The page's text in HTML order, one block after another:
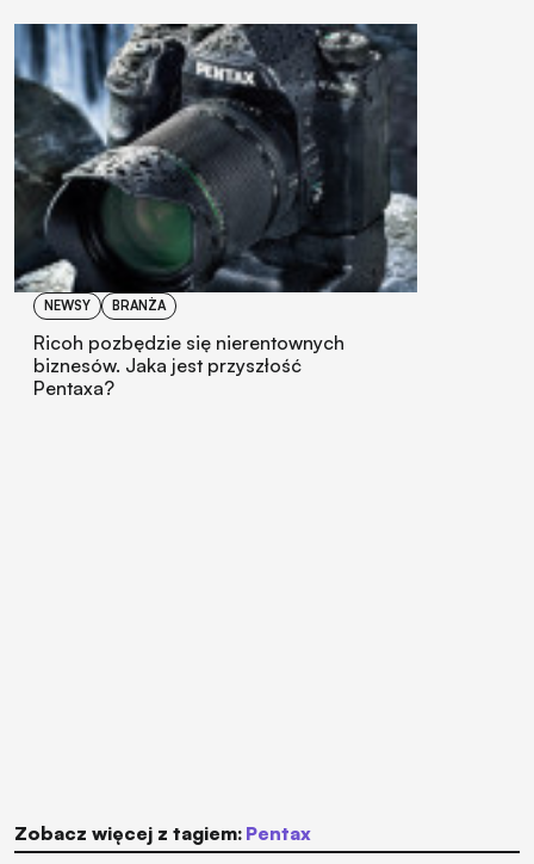
NEWSY BRANŻA
Ricoh pozbędzie się nierentownych
biznesów. Jaka jest przyszłość
Pentaxa?
Zobacz więcej z tagiem: Pentax